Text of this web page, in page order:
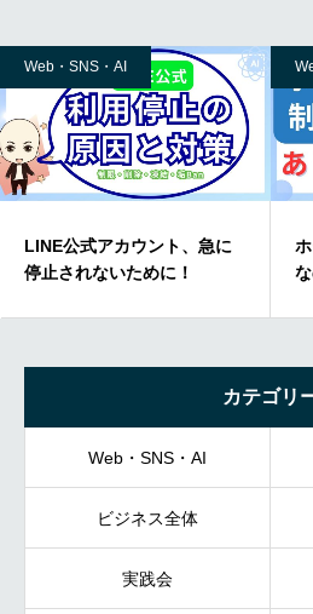
Web・SNS・AI
LINE公式アカウント、急に
停止されないために！
カテゴリ
Web・SNS・AI
ビジネス全体
実践会